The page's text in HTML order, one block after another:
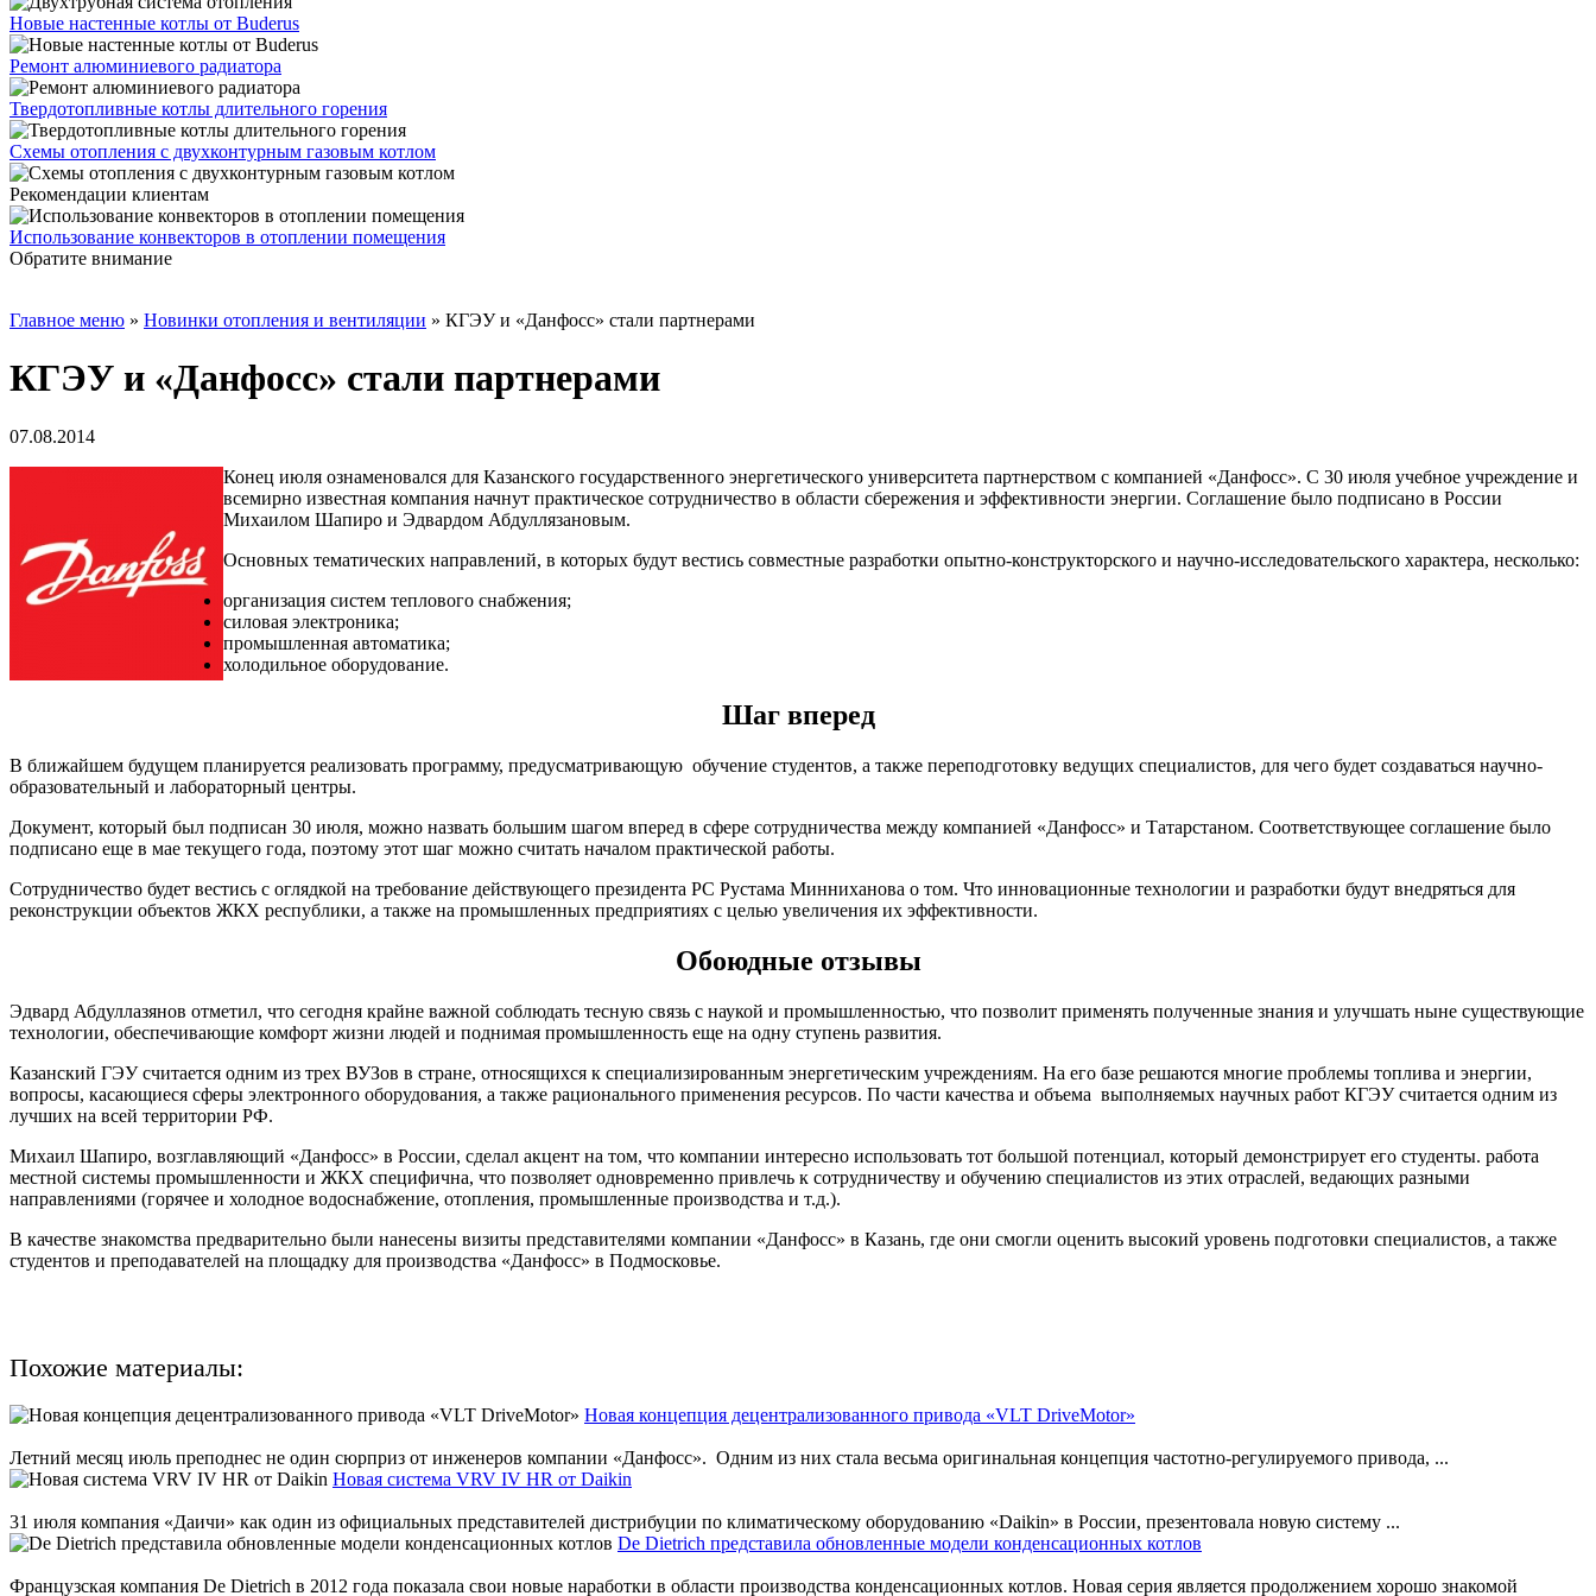
Новые настенные котлы от Buderus
Ремонт алюминиевого радиатора
Твердотопливные котлы длительного горения
Схемы отопления с двухконтурным газовым котлом
Рекомендации клиентам
Использование конвекторов в отоплении помещения
Обратите внимание
Главное меню » Новинки отопления и вентиляции » КГЭУ и «Данфосс» стали партнерами
КГЭУ и «Данфосс» стали партнерами
07.08.2014
Конец июля ознаменовался для Казанского государственного энергетического университета партнерством с компанией «Данфосс». С 30 июля учебное учреждение и
всемирно известная компания начнут практическое сотрудничество в области сбережения и эффективности энергии. Соглашение было подписано в России
Михаилом Шапиро и Эдвардом Абдуллязановым.
Основных тематических направлений, в которых будут вестись совместные разработки опытно-конструкторского и научно-исследовательского характера, несколько:
организация систем теплового снабжения;
силовая электроника;
промышленная автоматика;
холодильное оборудование.
Шаг вперед
В ближайшем будущем планируется реализовать программу, предусматривающую обучение студентов, а также переподготовку ведущих специалистов, для чего будет создаваться научно-
образовательный и лабораторный центры.
Документ, который был подписан 30 июля, можно назвать большим шагом вперед в сфере сотрудничества между компанией «Данфосс» и Татарстаном. Соответствующее соглашение было
подписано еще в мае текущего года, поэтому этот шаг можно считать началом практической работы.
Сотрудничество будет вестись с оглядкой на требование действующего президента РС Рустама Минниханова о том. Что инновационные технологии и разработки будут внедряться для
реконструкции объектов ЖКХ республики, а также на промышленных предприятиях с целью увеличения их эффективности.
Обоюдные отзывы
Эдвард Абдуллазянов отметил, что сегодня крайне важной соблюдать тесную связь с наукой и промышленностью, что позволит применять полученные знания и улучшать ныне существующие
технологии, обеспечивающие комфорт жизни людей и поднимая промышленность еще на одну ступень развития.
Казанский ГЭУ считается одним из трех ВУЗов в стране, относящихся к специализированным энергетическим учреждениям. На его базе решаются многие проблемы топлива и энергии,
вопросы, касающиеся сферы электронного оборудования, а также рационального применения ресурсов. По части качества и объема выполняемых научных работ КГЭУ считается одним из
лучших на всей территории РФ.
Михаил Шапиро, возглавляющий «Данфосс» в России, сделал акцент на том, что компании интересно использовать тот большой потенциал, который демонстрирует его студенты. работа
местной системы промышленности и ЖКХ специфична, что позволяет одновременно привлечь к сотрудничеству и обучению специалистов из этих отраслей, ведающих разными
направлениями (горячее и холодное водоснабжение, отопления, промышленные производства и т.д.).
В качестве знакомства предварительно были нанесены визиты представителями компании «Данфосс» в Казань, где они смогли оценить высокий уровень подготовки специалистов, а также
студентов и преподавателей на площадку для производства «Данфосс» в Подмосковье.
Похожие материалы:
Новая концепция децентрализованного привода «VLT DriveMotor»
Летний месяц июль преподнес не один сюрприз от инженеров компании «Данфосс». Одним из них стала весьма оригинальная концепция частотно-регулируемого привода, ...
Новая система VRV IV HR от Daikin
31 июля компания «Даичи» как один из официальных представителей дистрибуции по климатическому оборудованию «Daikin» в России, презентовала новую систему ...
De Dietrich представила обновленные модели конденсационных котлов
Французская компания De Dietrich в 2012 года показала свои новые наработки в области производства конденсационных котлов. Новая серия является продолжением хорошо знакомой